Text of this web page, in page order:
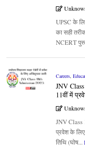
UPSC के
का सही
NCERT
Careers,
JNV
11वीं में
JNV Class
प्रवेश के
तिथि (घोष...